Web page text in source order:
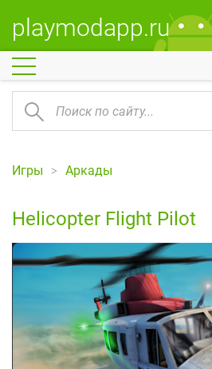
playmodapp.ru
Игры Аркады
Helicopter Flight Pilot